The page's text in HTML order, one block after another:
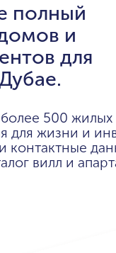
полный
и
для
500 жилых
для жизни и
контактные
вилл и